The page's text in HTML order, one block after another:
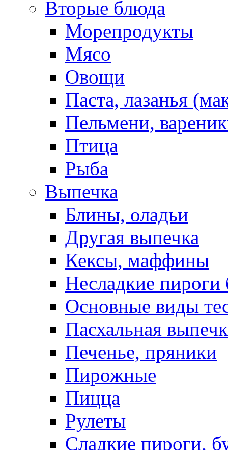
Вторые блюда
Морепродукты
Мясо
Овощи
Паста, лазанья
Пельмени,
Птица
Рыба
Выпечка
Блины, оладьи
Другая выпечка
Кексы, маффины
Несладкие пироги
Основные виды
Пасхальная
Печенье, пряники
Пирожные
Пицца
Рулеты
Сладкие пироги,